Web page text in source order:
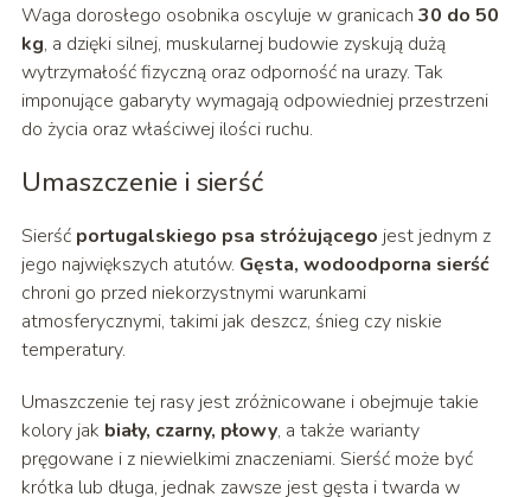
Waga dorosłego osobnika oscyluje w granicach 30 do 50
kg, a dzięki silnej, muskularnej budowie zyskują dużą
wytrzymałość fizyczną oraz odporność na urazy. Tak
imponujące gabaryty wymagają odpowiedniej przestrzeni
do życia oraz właściwej ilości ruchu.
Umaszczenie i sierść
Sierść portugalskiego psa stróżującego jest jednym z
jego największych atutów. Gęsta, wodoodporna sierść
chroni go przed niekorzystnymi warunkami
atmosferycznymi, takimi jak deszcz, śnieg czy niskie
temperatury.
Umaszczenie tej rasy jest zróżnicowane i obejmuje takie
kolory jak biały, czarny, płowy, a także warianty
pręgowane i z niewielkimi znaczeniami. Sierść może być
krótka lub długa, jednak zawsze jest gęsta i twarda w